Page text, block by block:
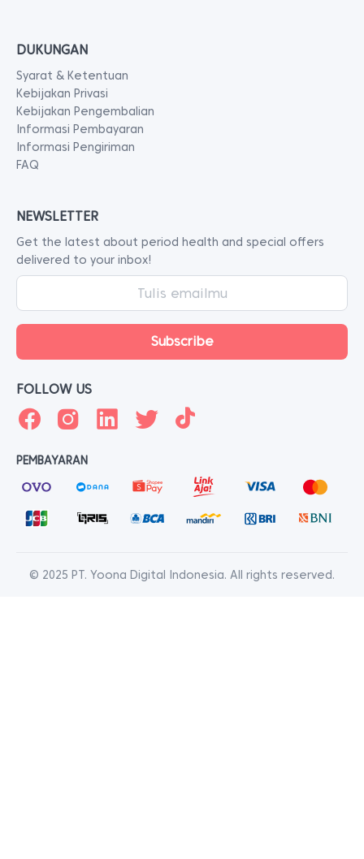
DUKUNGAN
Syarat & Ketentuan
Kebijakan Privasi
Kebijakan Pengembalian
Informasi Pembayaran
Informasi Pengiriman
FAQ
NEWSLETTER
Get the latest about period health and special offers
delivered to your inbox!
FOLLOW US
PEMBAYARAN
© 2025 PT. Yoona Digital Indonesia. All rights reserved.